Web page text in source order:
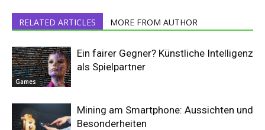
RELATED ARTICLES MORE FROM AUTHOR
Games
Ein fairer Gegner? Künstliche Intelligenz
als Spielpartner
Mining am Smartphone: Aussichten und
Besonderheiten